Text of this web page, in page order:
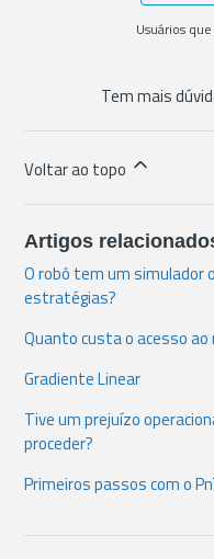
Usuários
Tem mais
Voltar ao topo
Artigos
O robô tem um simulador
estratégias?
Quanto custa o acesso ao
Gradiente Linear
Tive um prejuízo
proceder?
Primeiros passos com o